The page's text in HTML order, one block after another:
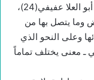
كلّ مذهبه وبخاصة في تصوّفه». ولكن الدكتور أبو العلا عفيفي(24)،
وما يتصل بها من
وعلى النحو الذي
ـ معنى يختلف تماماً